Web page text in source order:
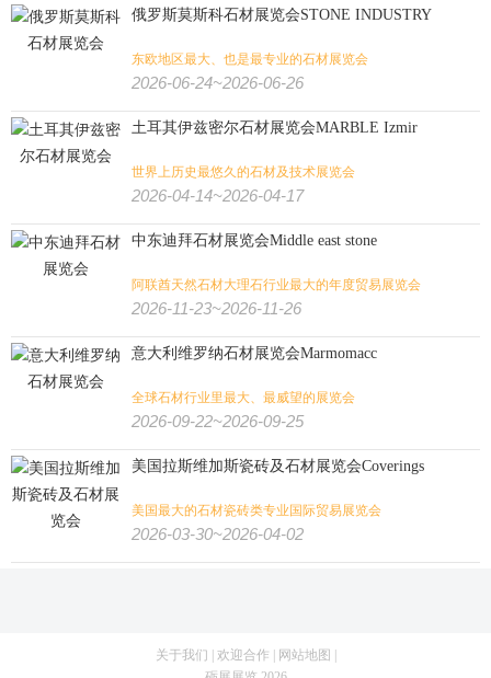
俄罗斯莫斯科石材展览会STONE INDUSTRY
东欧地区最大、也是最专业的石材展览会
2026-06-24~2026-06-26
土耳其伊兹密尔石材展览会MARBLE Izmir
世界上历史最悠久的石材及技术展览会
2026-04-14~2026-04-17
中东迪拜石材展览会Middle east stone
阿联酋天然石材大理石行业最大的年度贸易展览会
2026-11-23~2026-11-26
意大利维罗纳石材展览会Marmomacc
全球石材行业里最大、最威望的展览会
2026-09-22~2026-09-25
美国拉斯维加斯瓷砖及石材展览会Coverings
美国最大的石材瓷砖类专业国际贸易展览会
2026-03-30~2026-04-02
关于我们 欢迎合作 网站地图